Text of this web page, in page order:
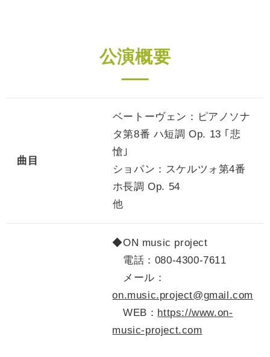
公演概要
曲目
ベートーヴェン：ピアノソナ
タ第8番 ハ短調 Op. 13 ｢悲
愴｣
ショパン：スケルツォ第4番
ホ長調 Op. 54
他
◆ON music project
電話： 080-4300-7611
メール：
on.music.project@gmail.com
WEB： https://www.on-
music-project.com